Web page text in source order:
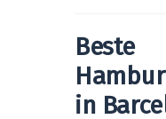
Beste
in